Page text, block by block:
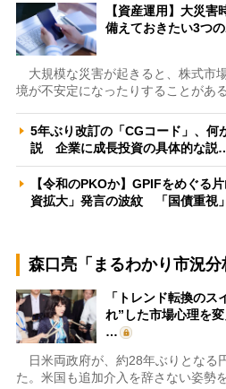
【資産運用】大災
備えておきたい3つ
大規模な災害が起きると、株式市
境が不安定になったりすることがあ
5年ぶり改訂の「CGコード」、何
説 企業に成長投資の具体的な説
【令和のPKOか】GPIFをめぐる
資拡大」発言の波紋 「国債重視
森口亮「まるわかり市況分
「トレンド転換の
れ”した市場心理を
…
日米両政府が、約28年ぶりとなる
た。米国も追加介入を辞さない姿勢